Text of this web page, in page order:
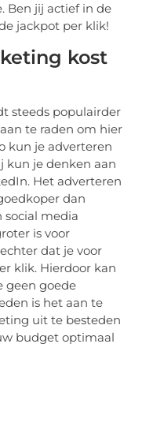
Ben jij actief in de
jackpot per klik!
kost
steeds populairder
te raden om hier
kun je adverteren
kun je denken aan
Het adverteren
dan
social media
is voor
dat je voor
klik. Hierdoor kan
geen goede
is het aan te
uit te besteden
budget optimaal